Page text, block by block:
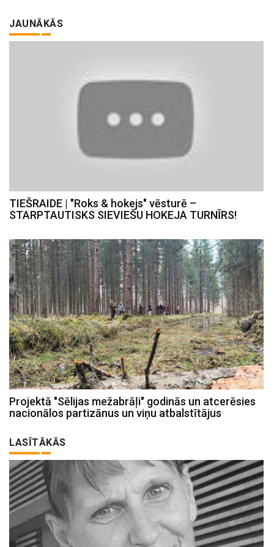
JAUNĀKĀS
TIEŠRAIDE | "Roks & hokejs" vēsturē –
STARPTAUTISKS SIEVIEŠU HOKEJA TURNĪRS!
Projektā "Sēlijas mežabrāļi" godinās un atcerēsies
nacionālos partizānus un viņu atbalstītājus
LASĪTĀKĀS